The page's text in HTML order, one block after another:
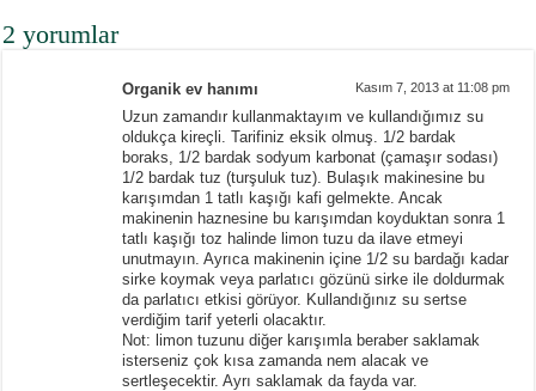
2 yorumlar
Organik ev hanımı Kasım 7, 2013 at 11:08 pm
Uzun zamandır kullanmaktayım ve kullandığımız su
oldukça kireçli. Tarifiniz eksik olmuş. 1/2 bardak
boraks, 1/2 bardak sodyum karbonat (çamaşır sodası)
1/2 bardak tuz (turşuluk tuz). Bulaşık makinesine bu
karışımdan 1 tatlı kaşığı kafi gelmekte. Ancak
makinenin haznesine bu karışımdan koyduktan sonra 1
tatlı kaşığı toz halinde limon tuzu da ilave etmeyi
unutmayın. Ayrıca makinenin içine 1/2 su bardağı kadar
sirke koymak veya parlatıcı gözünü sirke ile doldurmak
da parlatıcı etkisi görüyor. Kullandığınız su sertse
verdiğim tarif yeterli olacaktır.
Not: limon tuzunu diğer karışımla beraber saklamak
isterseniz çok kısa zamanda nem alacak ve
sertleşecektir. Ayrı saklamak da fayda var.